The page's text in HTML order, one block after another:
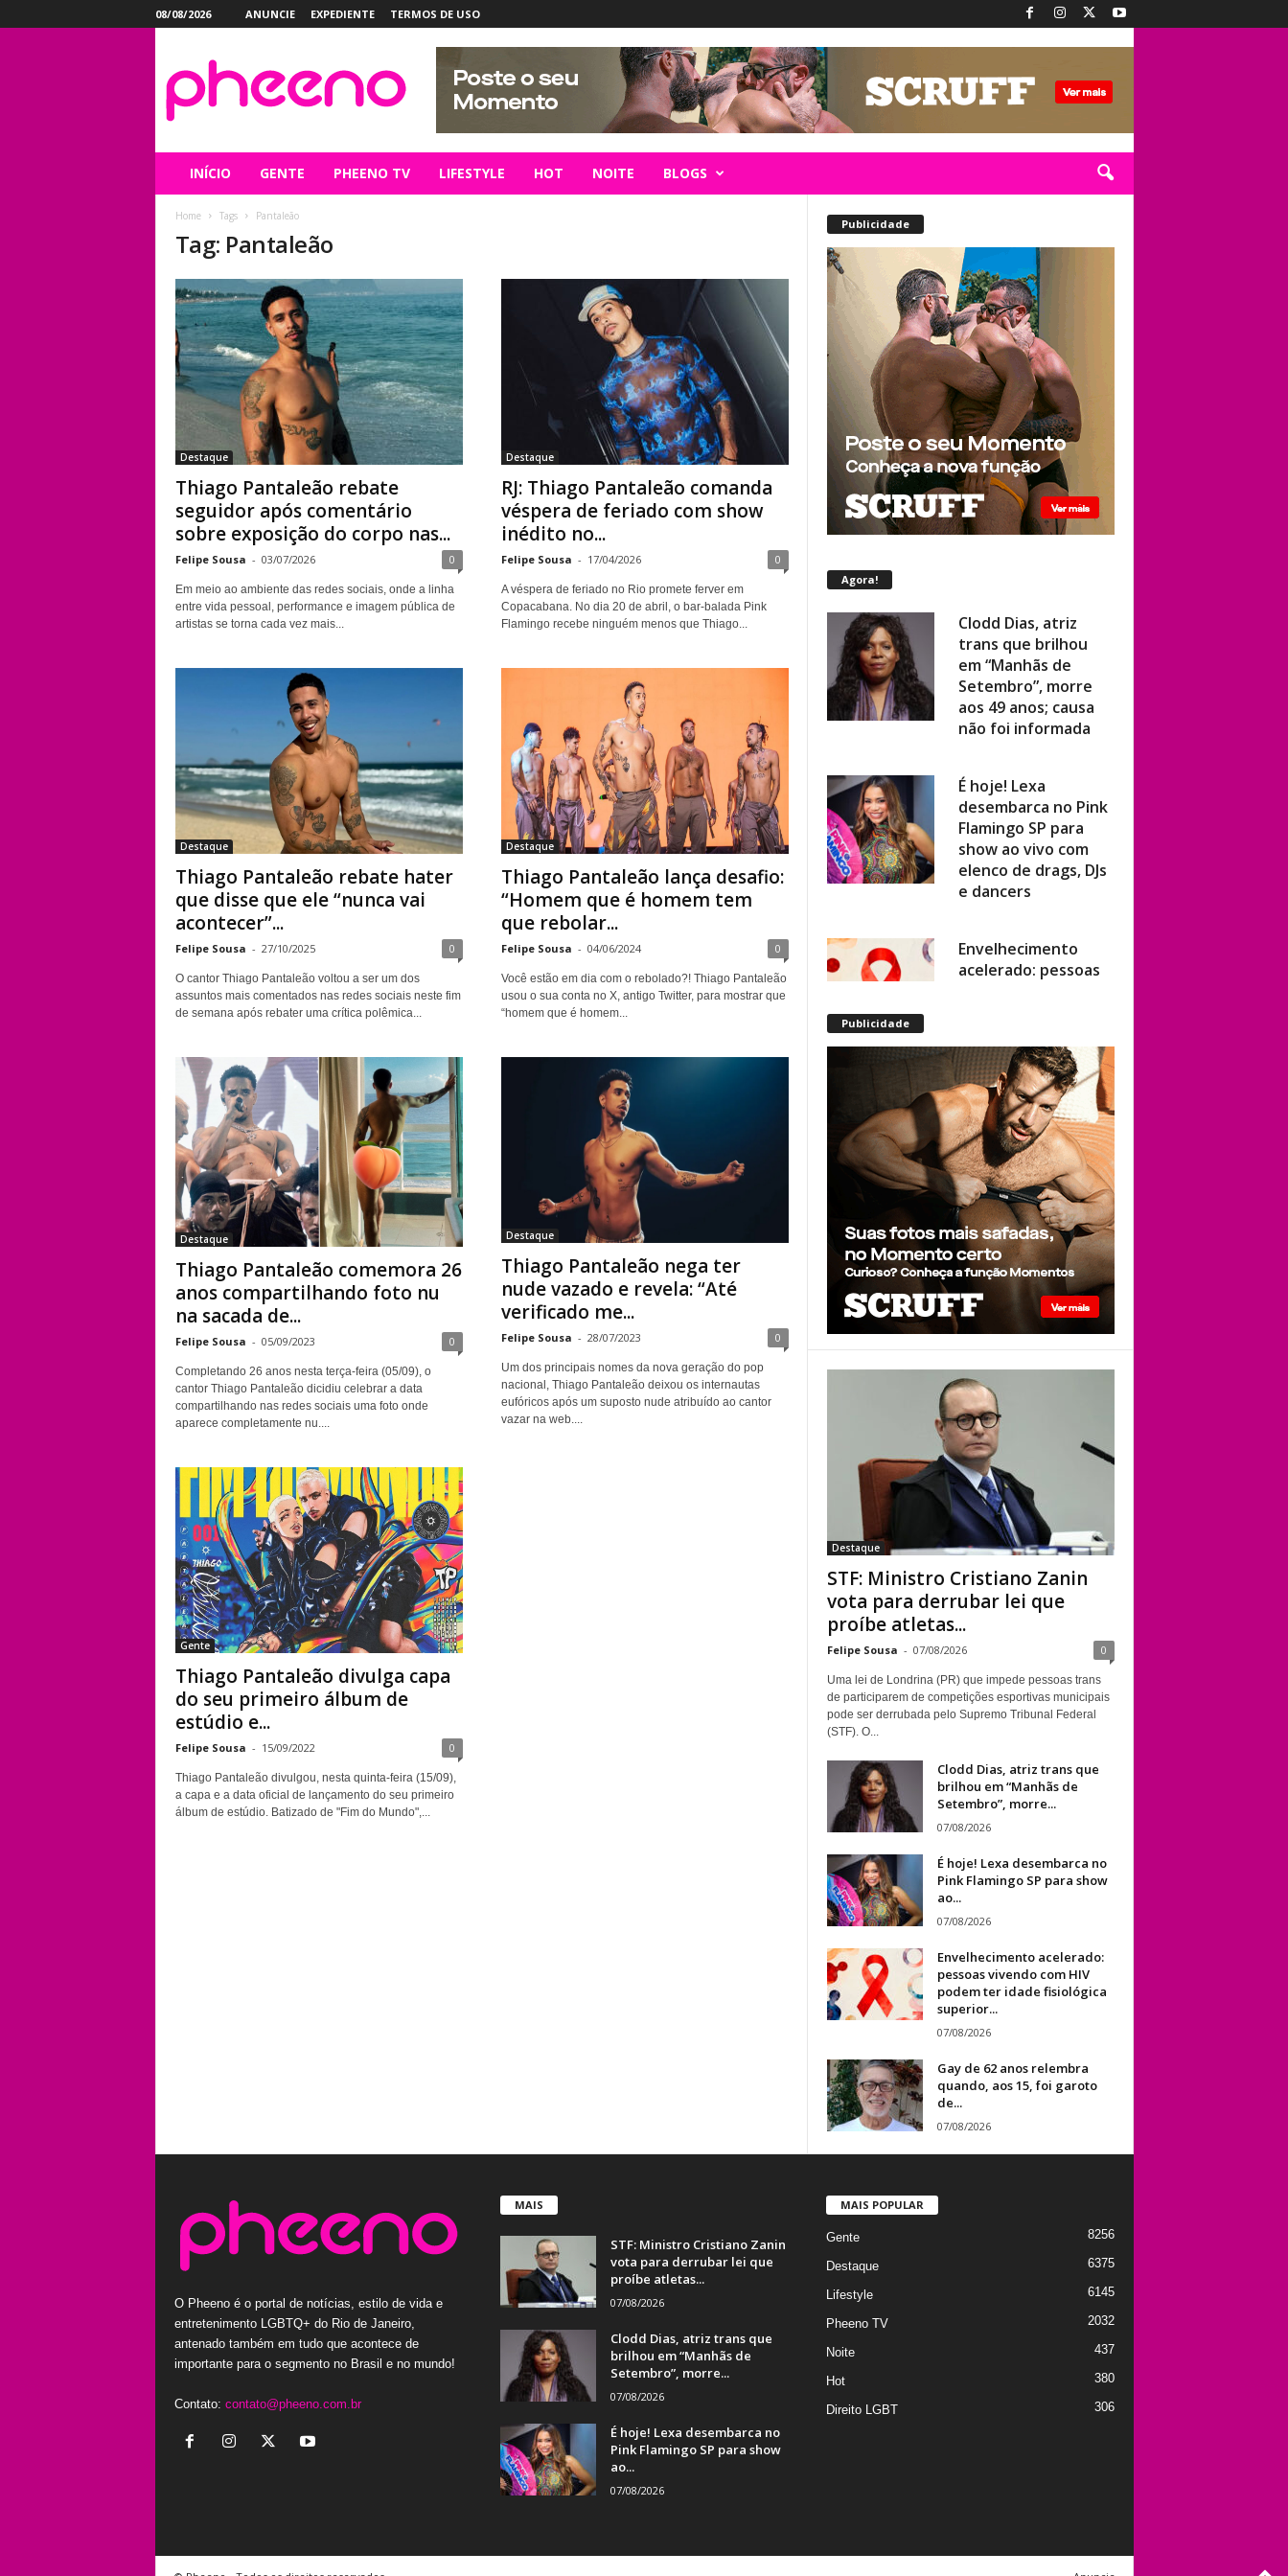
08/08/2026 ANUNCIE EXPEDIENTE TERMOS DE USO
INÍCIO GENTE PHEENO TV LIFESTYLE HOT NOITE BLOGS
Home Tags Pantaleão
Tag: Pantaleão
Destaque
Thiago Pantaleão rebate
seguidor após comentário
sobre exposição do corpo nas...
Felipe Sousa - 03/07/2026 0
Em meio ao ambiente das redes sociais, onde a linha
entre vida pessoal, performance e imagem pública de
artistas se torna cada vez mais...
Destaque
RJ: Thiago Pantaleão comanda
véspera de feriado com show
inédito no...
Felipe Sousa - 17/04/2026 0
A véspera de feriado no Rio promete ferver em
Copacabana. No dia 20 de abril, o bar-balada Pink
Flamingo recebe ninguém menos que Thiago...
Destaque
Thiago Pantaleão rebate hater
que disse que ele “nunca vai
acontecer”...
Felipe Sousa - 27/10/2025 0
O cantor Thiago Pantaleão voltou a ser um dos
assuntos mais comentados nas redes sociais neste fim
de semana após rebater uma crítica polêmica...
Destaque
Thiago Pantaleão lança desafio:
“Homem que é homem tem
que rebolar...
Felipe Sousa - 04/06/2024 0
Você estão em dia com o rebolado?! Thiago Pantaleão
usou o sua conta no X, antigo Twitter, para mostrar que
“homem que é homem...
Destaque
Thiago Pantaleão comemora 26
anos compartilhando foto nu
na sacada de...
Felipe Sousa - 05/09/2023 0
Completando 26 anos nesta terça-feira (05/09), o
cantor Thiago Pantaleão dicidiu celebrar a data
compartilhando nas redes sociais uma foto onde
aparece completamente nu....
Destaque
Thiago Pantaleão nega ter
nude vazado e revela: “Até
verificado me...
Felipe Sousa - 28/07/2023 0
Um dos principais nomes da nova geração do pop
nacional, Thiago Pantaleão deixou os internautas
eufóricos após um suposto nude atribuído ao cantor
vazar na web....
Gente
Thiago Pantaleão divulga capa
do seu primeiro álbum de
estúdio e...
Felipe Sousa - 15/09/2022 0
Thiago Pantaleão divulgou, nesta quinta-feira (15/09),
a capa e a data oficial de lançamento do seu primeiro
álbum de estúdio. Batizado de "Fim do Mundo",...
Publicidade
Agora!
Clodd Dias, atriz
trans que brilhou
em “Manhãs de
Setembro”, morre
aos 49 anos; causa
não foi informada
É hoje! Lexa
desembarca no Pink
Flamingo SP para
show ao vivo com
elenco de drags, DJs
e dancers
Envelhecimento
acelerado: pessoas
real, aponta
relatório
internacional
Gay de 62 anos
relembra quando,
aos 15, foi garoto de
programa por
quatro meses sem
saber: “Idiotice da
minha parte”
STF: Ministro
para derrubar lei
que proíbe atletas
transgênero em
competições de
Londrina
Publicidade
Destaque
STF: Ministro Cristiano Zanin
vota para derrubar lei que
proíbe atletas...
Felipe Sousa - 07/08/2026 0
Uma lei de Londrina (PR) que impede pessoas trans
de participarem de competições esportivas municipais
pode ser derrubada pelo Supremo Tribunal Federal
(STF). O...
Clodd Dias, atriz trans que
brilhou em “Manhãs de
Setembro”, morre...
07/08/2026
É hoje! Lexa desembarca no
Pink Flamingo SP para show
ao...
07/08/2026
Envelhecimento acelerado:
pessoas vivendo com HIV
podem ter idade fisiológica
superior...
07/08/2026
Gay de 62 anos relembra
quando, aos 15, foi garoto
de...
07/08/2026
O Pheeno é o portal de notícias, estilo de vida e
entretenimento LGBTQ+ do Rio de Janeiro,
antenado também em tudo que acontece de
importante para o segmento no Brasil e no mundo!
Contato: contato@pheeno.com.br
MAIS
STF: Ministro Cristiano Zanin
vota para derrubar lei que
proíbe atletas...
07/08/2026
Clodd Dias, atriz trans que
brilhou em “Manhãs de
Setembro”, morre...
07/08/2026
É hoje! Lexa desembarca no
Pink Flamingo SP para show
ao...
07/08/2026
MAIS POPULAR
Gente 8256
Destaque 6375
Lifestyle 6145
Pheeno TV 2032
Noite 437
Hot 380
Direito LGBT 306